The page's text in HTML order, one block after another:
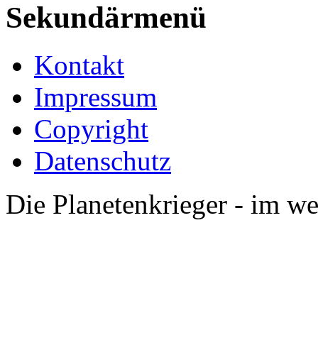
Sekundärmenü
Kontakt
Impressum
Copyright
Datenschutz
Die Planetenkrieger - im